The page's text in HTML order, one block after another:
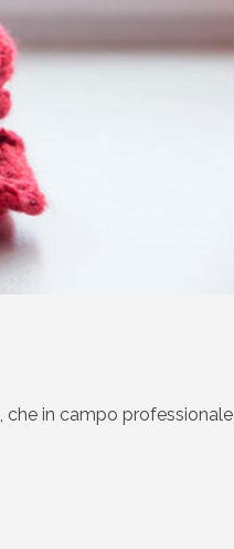
che in campo professionale